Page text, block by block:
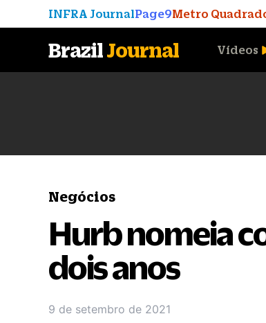
INFRA JournalPage9Metro
BrazilJournal Vídeos
Negócios
Hurb nomeia
dois anos
9 de setembro de 2021